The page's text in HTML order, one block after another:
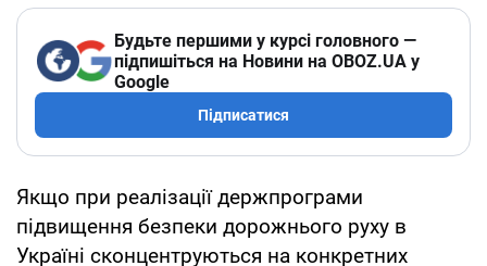
Будьте першими у курсі головного —
підпишіться на Новини на OBOZ.UA у
Google
Підписатися
Якщо при реалізації держпрограми
підвищення безпеки дорожнього руху в
Україні сконцентруються на конкретних